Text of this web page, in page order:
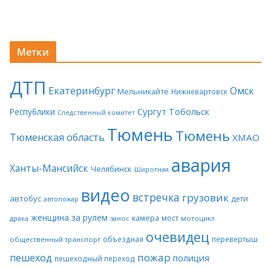
Метки
ДТП Екатеринбург Мельникайте Нижневартовск Омск
Республики Следственный комитет Сургут Тобольск
Тюменская область ТюменьТюмень ХМАО
Ханты-Мансийск Челябинск Широтная авария
автобус автопожар видео встречка грузовик дети
драка женщина за рулем занос камера мост мотоцикл
общественный транспорт объездная очевидец перевертыш
пешеход пешеходный переход пожар полиция